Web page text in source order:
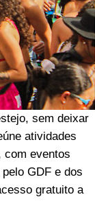
sem deixar
atividades
com eventos
GDF e dos
gratuito a